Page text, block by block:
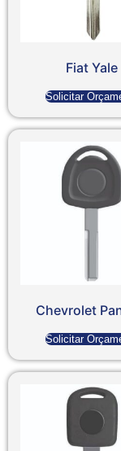
Fiat Yale
Solicitar
Chevrolet
Solicitar